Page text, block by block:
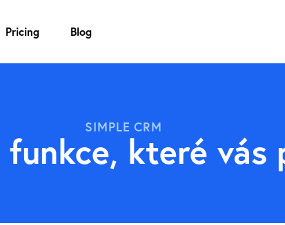
Pricing Blog
SIMPLE CRM
funkce, které vás